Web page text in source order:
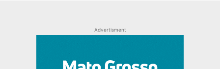
Advertisment